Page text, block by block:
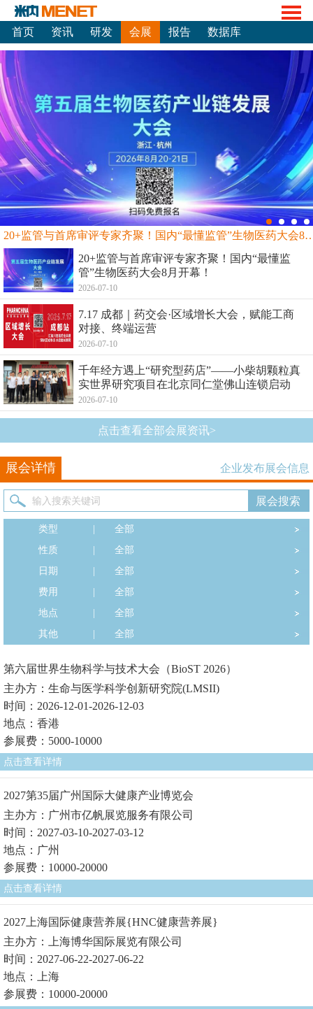
首页 资讯 研发 会展 报告 数据库
20+监管与首席审评专家齐聚！国内“最
20+监管与首席审评专家齐聚！国内“最懂监
管”生物医药大会8月开幕！
2026-07-10
7.17 成都｜药交会·区域增长大会，赋能工商
对接、终端运营
2026-07-10
千年经方遇上“研究型药店”——小柴胡颗粒真
实世界研究项目在北京同仁堂佛山连锁启动
2026-07-10
点击查看全部会展资讯>
展会详情 企业发布展会信息
类型
全部
性质
全部
日期
全部
费用
全部
地点
全部
其他
全部
第六届世界生物科学与技术大会（BioST 2026）
主办方：生命与医学科学创新研究院(LMSII)
时间：2026-12-01-2026-12-03
地点：香港
参展费：5000-10000
点击查看详情
2027第35届广州国际大健康产业博览会
主办方：广州市亿帆展览服务有限公司
时间：2027-03-10-2027-03-12
地点：广州
参展费：10000-20000
点击查看详情
2027上海国际健康营养展{HNC健康营养展}
主办方：上海博华国际展览有限公司
时间：2027-06-22-2027-06-22
地点：上海
参展费：10000-20000